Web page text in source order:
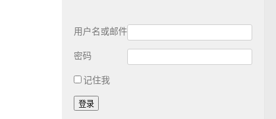
用户名或邮件
密码
记住我